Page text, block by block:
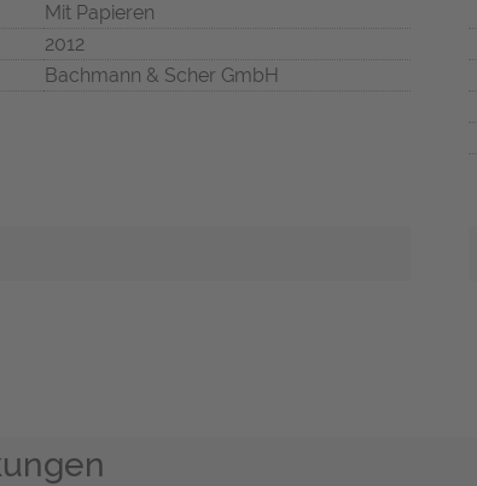
Mit Papieren
2012
Bachmann & Scher GmbH